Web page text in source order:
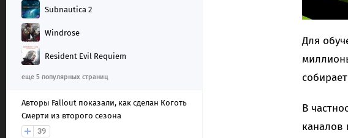
Subnautica 2
Windrose
Resident Evil Requiem
еще 5 популярных страниц
Авторы Fallout показали, как сделан Коготь
Смерти из второго сезона
39
Для
В
каналов